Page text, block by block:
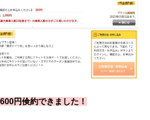
円倹約できました！